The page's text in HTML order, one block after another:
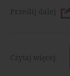
Prześlij dalej
Czytaj więcej: